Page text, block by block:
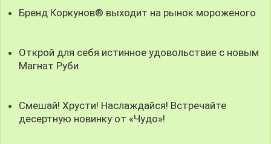
Бренд Коркунов® выходит на рынок мороженого
Открой для себя истинное удовольствие с новым
Магнат Руби
Смешай! Хрусти! Наслаждайся! Встречайте
десертную новинку от «Чудо»!